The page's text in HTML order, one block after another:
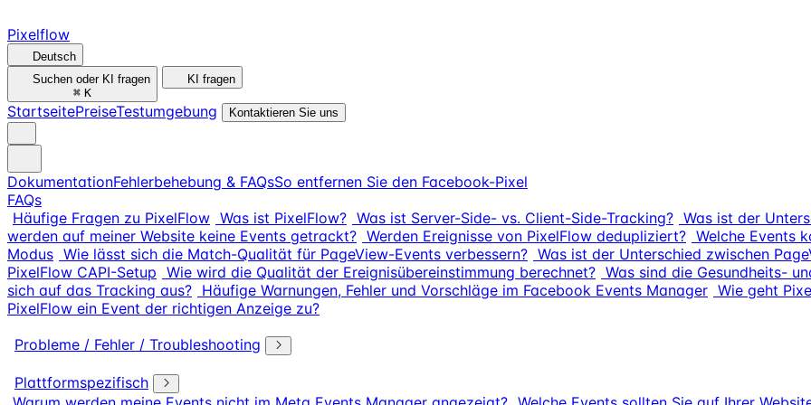
Pixelflow
Deutsch
Suchen oder KI fragen
⌘ K
KI fragen
StartseitePreiseTestumgebung Kontaktieren Sie uns
DokumentationFehlerbehebung & FAQsSo entfernen Sie den Facebook-Pixel
FAQs
Häufige Fragen zu PixelFlow Was ist PixelFlow? Was ist Server-Side- vs. Client-Side-Tracking? Was ist der
werden auf meiner Website keine Events getrackt? Werden Ereignisse von PixelFlow dedupliziert? Welche Events
Modus Wie lässt sich die Match-Qualität für PageView-Events verbessern? Was ist der Unterschied zwischen
PixelFlow CAPI-Setup Wie wird die Qualität der Ereignisübereinstimmung berechnet? Was sind die Gesundheits-
sich auf das Tracking aus? Häufige Warnungen, Fehler und Vorschläge im Facebook Events Manager Wie geht
PixelFlow ein Event der richtigen Anzeige zu?
Probleme / Fehler / Troubleshooting
Plattformspezifisch